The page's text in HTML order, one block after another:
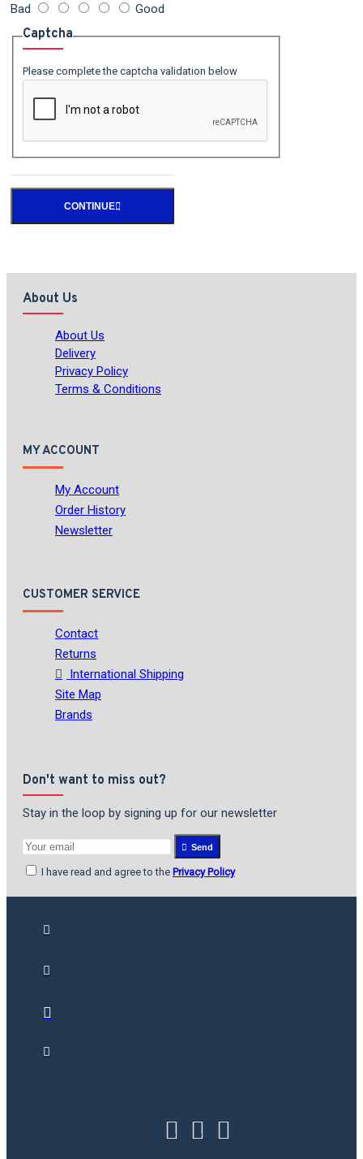
Bad Good
Captcha
Please complete the captcha validation below
CONTINUE
About Us
About Us
Delivery
Privacy Policy
Terms & Conditions
MY ACCOUNT
My Account
Order History
Newsletter
CUSTOMER SERVICE
Contact
Returns
International Shipping
Site Map
Brands
Don't want to miss out?
Stay in the loop by signing up for our newsletter
Send
I have read and agree to the Privacy Policy